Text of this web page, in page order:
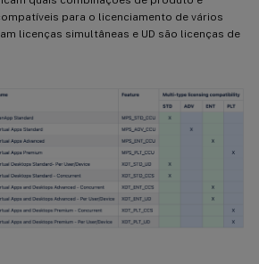
para o licenciamento de vários
licenças simultâneas e UD são licenças de